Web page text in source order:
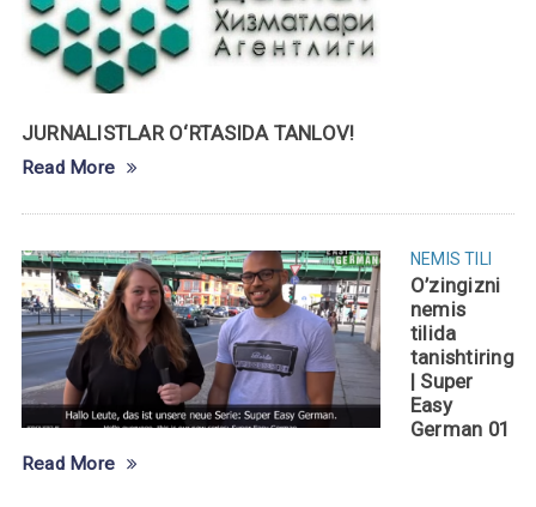
JURNALISTLAR O‘RTASIDA TANLOV!
Read More
NEMIS TILI
O’zingizni
nemis
tilida
tanishtiring
| Super
Easy
German 01
Read More